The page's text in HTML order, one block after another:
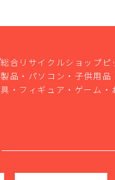
総合リサイクルショップ
製品・パソコン・子供用
具・フィギュア・ゲーム・